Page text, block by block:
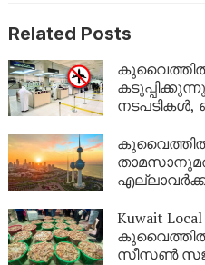
Related Posts
കുവൈത്തിൽ
നടപടികൾ,
Kuwait
കുവൈത്തിൽ
സീസൺ